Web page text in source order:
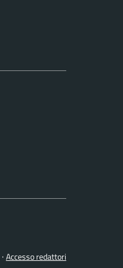
·Accesso redattori